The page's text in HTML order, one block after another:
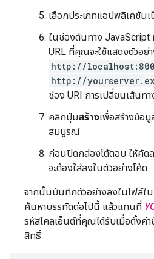
เลือกประเภทแอปพลิเคชัน
ในช่องต้นทาง
URL ที่คุณจะใช้แสดงตัวอย่
http://
http://
ช่อง URI การเปลี่ยนเส้นท
คลิกปุ่มสร้างเพื่อสร้างข้อมู
สมบูรณ์
ก่อนปิดกล่องโต้ตอบ ให้คัด
จะต้องใส่ลงในตัวอย่างโค้ด
จากนั้นบันทึกตัวอย่างลงในไฟล์ใน
ค้นหาบรรทัดต่อไปนี้ แล้วแทนที่
รหัสไคลเอ็นต์ที่คุณได้รับเมื่อตั้งค่า
สิทธิ์